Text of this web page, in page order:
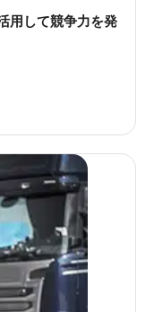
用して競争力を発